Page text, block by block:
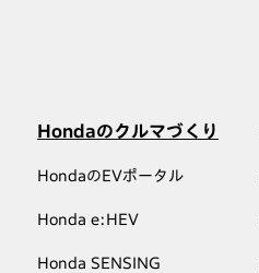
Hondaのクルマづくり
HondaのEVポータル
Honda e:HEV
Honda SENSING